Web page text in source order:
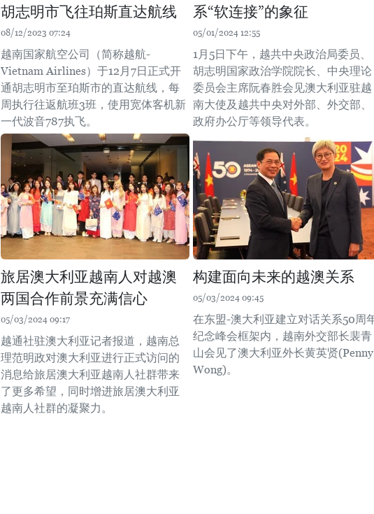
胡志明市飞往珀斯直达航线
08/12/2023 07:24
越南国家航空公司（简称越航-
Vietnam Airlines）于12月7日正式开
通胡志明市至珀斯市的直达航线，每
周执行往返航班3班，使用宽体客机新
一代波音787执飞。
系“软连接”的象征
05/01/2024 12:55
1月5日下午，越共中央政治局委员、
胡志明国家政治学院院长、中央理论
委员会主席阮春胜会见澳大利亚驻越
南大使及越共中央对外部、外交部、
政府办公厅等领导代表。
旅居澳大利亚越南人对越澳
两国合作前景充满信心
05/03/2024 09:17
越通社驻澳大利亚记者报道，越南总
理范明政对澳大利亚进行正式访问的
消息给旅居澳大利亚越南人社群带来
了更多希望，同时增进旅居澳大利亚
越南人社群的凝聚力。
构建面向未来的越澳关系
05/03/2024 09:45
在东盟-澳大利亚建立对话关系50周
纪念峰会框架内，越南外交部长裴青
山会见了澳大利亚外长黄英贤(Penny
Wong)。